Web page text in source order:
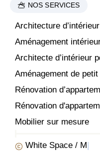
NOS SERVICES
Architecture
Aménagement
Architecte d’intérieur
Aménagement de
Rénovation
Rénovation
Mobilier sur mesure
White Space /